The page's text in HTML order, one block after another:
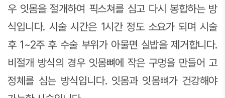
우 잇몸을 절개하여 픽스쳐를 심고 다시 봉합하는 방
식입니다. 시술 시간은 1시간 정도 소요가 되며 시술
후 1~2주 후 수술 부위가 아물면 실밥을 제거합니다.
비절개 방식의 경우 잇몸뼈에 작은 구멍을 만들어 고
정체를 심는 방식입니다. 잇몸과 잇몸뼈가 건강해야